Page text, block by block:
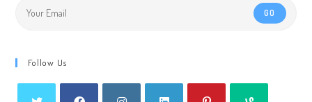
GO
Follow Us